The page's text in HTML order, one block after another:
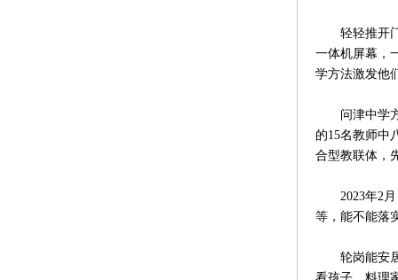
轻轻推开门
一体机屏幕，
学方法激发他
问津中学方
的15名教师中
合型教联体，
2023年2月
等，能不能落
轮岗能安居